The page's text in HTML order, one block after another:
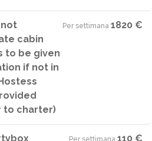
cabin
to be given
if not in
to charter)
Per settimana·1820 €
Per settimana·110 €